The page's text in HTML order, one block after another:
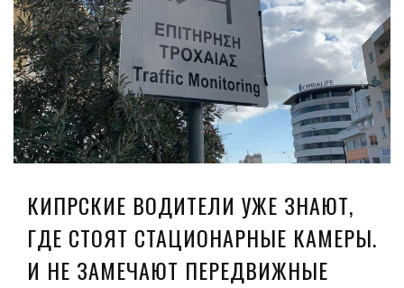
КИПРСКИЕ ВОДИТЕЛИ УЖЕ ЗНАЮТ,
ГДЕ СТОЯТ СТАЦИОНАРНЫЕ КАМЕРЫ.
И НЕ ЗАМЕЧАЮТ ПЕРЕДВИЖНЫЕ